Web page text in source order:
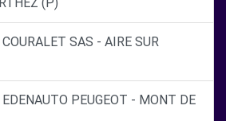
SAS - AIRE SUR
PEUGEOT - MONT DE